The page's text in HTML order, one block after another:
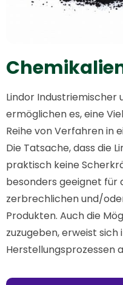
Lindor
ermöglichen es, eine
Reihe von Verfahren in
Die Tatsache, dass die
praktisch keine
besonders geeignet für
zerbrechlichen und/
Produkten. Auch die
zuzugeben, erweist sich
Herstellungsprozessen